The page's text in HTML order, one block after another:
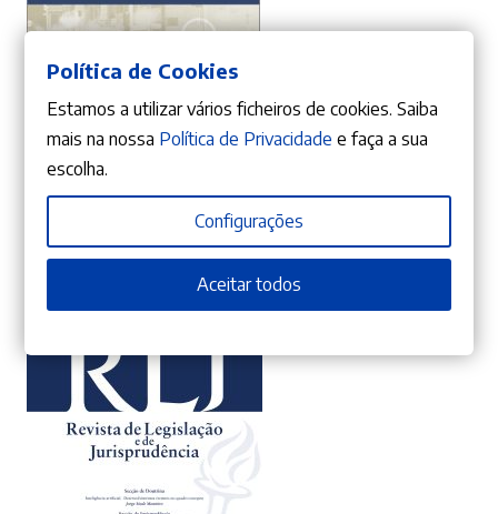
ADICIONAR
O
originalatual
A Dignidade da Pessoa – A fundamentação do jurídico, a
(re)compreensão do direito à luz do dever e o bloqueio da simples
aspiração
Política de Cookies
Estamos a utilizar vários ficheiros de cookies. Saiba
mais na nossa Política de Privacidade e faça a sua
escolha.
Configurações
Aceitar todos